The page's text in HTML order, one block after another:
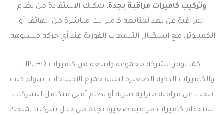
وتركيب كاميرات مراقبة بجدة، يمكنك الاستفادة من نظام
المراقبة عن بعد لمتابعة كاميراتك مباشرة من الهاتف أو
الكمبيوتر، مع استقبال التنبيهات الفورية عند أي حركة مشبوهة.
كما توفر الشركة مجموعة واسعة من كاميرات IP، HD،
والكاميرات الذكية الصغيرة لتلبية جميع الاحتياجات، سواء كنت
تبحث عن مراقبة منزلية سرية أو نظام أمني متكامل للشركات.
استخدام كاميرات مراقبة صغيرة بجدة من خلال شركتنا يمنحك